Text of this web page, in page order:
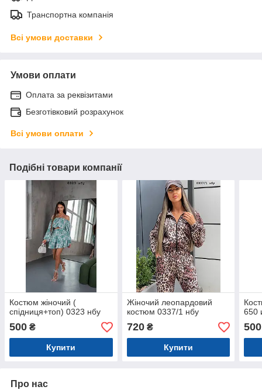
Транспортна компанія
Всі умови доставки
Умови оплати
Оплата за реквізитами
Безготівковий розрахунок
Всі умови оплати
Подібні товари компанії
Костюм жіночий (
спідниця+топ) 0323 нбу
500 ₴
Купити
Жіночий леопардовий
костюм 0337/1 нбу
720₴
Купити
650
500
Про нас